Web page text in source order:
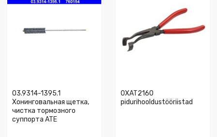
03.9314-1395.1
Хонинговальная щетка,
чистка тормозного
суппорта ATE
0XAT2160
pidurihooldustööriistad